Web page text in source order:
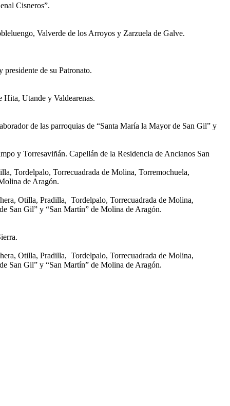
Cisneros”.
Valverde de los Arroyos y Zarzuela de Galve.
de su Patronato.
Utande y Valdearenas.
de las parroquias de “Santa María la Mayor de San Gil” y
y Torresaviñán. Capellán de la Residencia de Ancianos San
Tordelpalo, Torrecuadrada de Molina, Torremochuela,
de Aragón.
Otilla, Pradilla, Tordelpalo, Torrecuadrada de Molina,
San Gil” y “San Martín” de Molina de Aragón.
Otilla, Pradilla, Tordelpalo, Torrecuadrada de Molina,
San Gil” y “San Martín” de Molina de Aragón.